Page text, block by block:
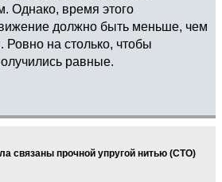
Однако, время этого
должно быть меньше, чем
Ровно на столько, чтобы
равные.
связаны прочной упругой нитью (СТО)